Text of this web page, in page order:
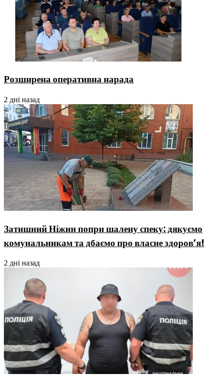
Розширена оперативна нарада
2 дні назад
Затишний Ніжин попри шалену спеку: дякуємо
комунальникам та дбаємо про власне здоров’я!
2 дні назад